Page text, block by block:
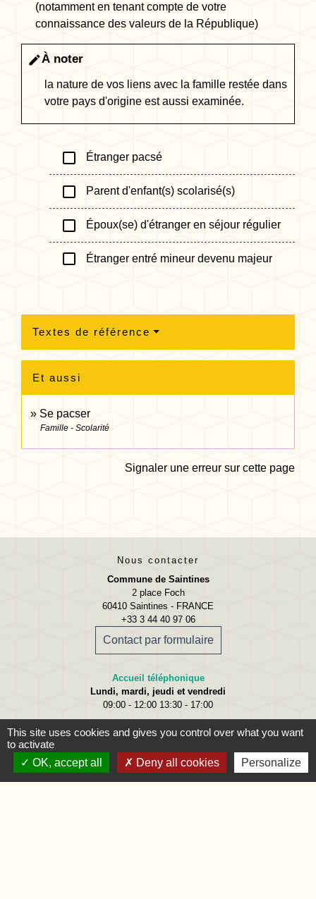
(notamment en tenant compte de votre
connaissance des valeurs de la République)
editÀ noter
la nature de vos liens avec la famille restée dans
votre pays d'origine est aussi examinée.
check_box_outline_blank Étranger pacsé
check_box_outline_blank Parent d'enfant(s) scolarisé(s)
check_box_outline_blank Époux(se) d'étranger en séjour régulier
check_box_outline_blank Étranger entré mineur devenu majeur
Textes de référence
Et aussi
Se pacser
Famille - Scolarité
Signaler une erreur sur cette page
Nous contacter
Commune de Saintines
2 place Foch
60410 Saintines - FRANCE
+33 3 44 40 97 06
Contact par formulaire
Accueil téléphonique
Lundi, mardi, jeudi et vendredi
09:00 - 12:00 13:30 - 17:00
Accueil du public
Mardi
09:00 - 12:00 et 15:00 - 18:00
Jeudi
09:00 - 12:00 et 15:00 - 18:00
Vendredi09:00 - 12:00
This site uses cookies and gives you control over what you want
to activate
OK, accept all
Deny all cookies Personalize